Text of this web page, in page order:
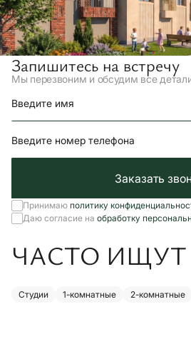
Запишитесь на встречу
Мы перезвоним и обсудим все
Введите имя
Введите номер телефона
Заказать
Принимаю политику
Даю согласие на обработку
ЧАСТО ИЩУТ
Студии 1-комнатные 2-комнатные